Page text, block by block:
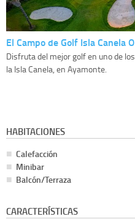
El Campo de Golf Isla Canela
Disfruta del mejor golf en uno de
la Isla Canela, en Ayamonte.
HABITACIONES
Calefacción
Minibar
Balcón/Terraza
CARACTERÍSTICAS